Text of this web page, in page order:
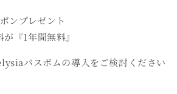
ンプレゼント
『1年間無料』
バスボムの導入をご検討ください